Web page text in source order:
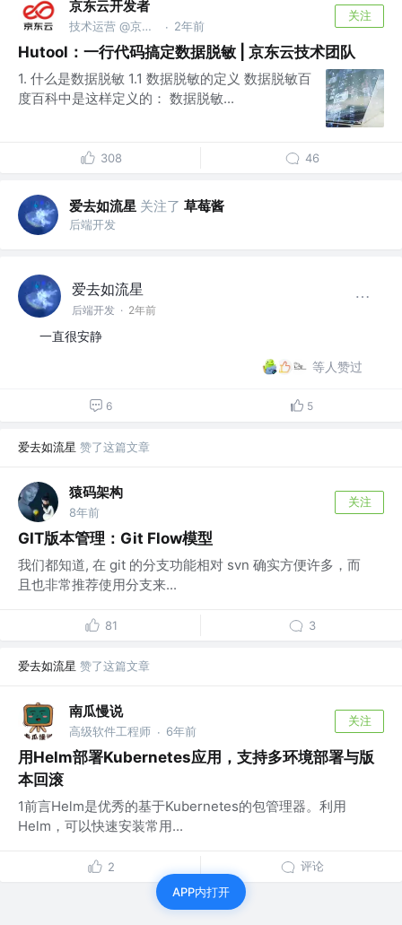
京东云开发者
技术运营 @京东科技信息技术有限公司 · 2年前
关注
Hutool：一行代码搞定数据脱敏 | 京东云技术团队
1. 什么是数据脱敏 1.1 数据脱敏的定义 数据脱敏百
度百科中是这样定义的： 数据脱敏...
308 46
爱去如流星 关注了 草莓酱
后端开发
爱去如流星
后端开发 · 2年前
一直很安静
等人赞过
6 5
爱去如流星 赞了这篇文章
猿码架构
8年前
关注
GIT版本管理：Git Flow模型
我们都知道, 在 git 的分支功能相对 svn 确实方便许多，而
且也非常推荐使用分支来...
81 3
爱去如流星 赞了这篇文章
南瓜慢说
高级软件工程师 · 6年前
关注
用Helm部署Kubernetes应用，支持多环境部署与版
本回滚
1前言Helm是优秀的基于Kubernetes的包管理器。利用
Helm，可以快速安装常用...
2
评论
APP内打开